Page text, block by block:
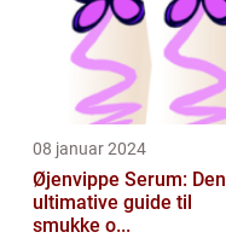
08 januar 2024
Øjenvippe Serum: Den
ultimative guide til
smukke o...